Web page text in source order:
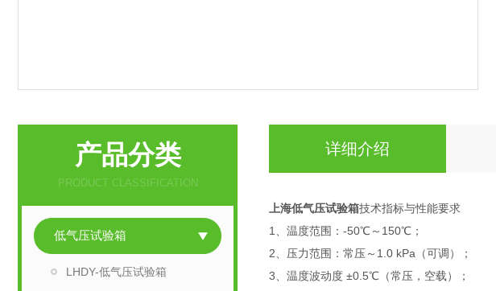
产品分类
PRODUCT CLASSIFICATION
低气压试验箱
LHDY-低气压试验箱
详细介绍
上海低气压试验箱技术指标与性能要求
1、温度范围：-50℃～150℃；
2、压力范围：常压～1.0 kPa（可调）；
3、温度波动度 ±0.5℃（常压，空载）；